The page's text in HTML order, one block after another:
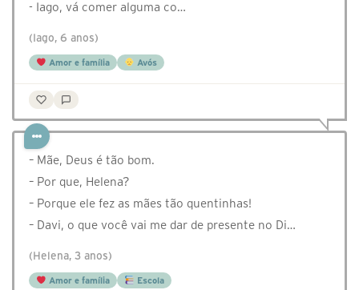
- Iago, vá comer alguma co…
(Iago, 6 anos)
Amor e família Avós
– Mãe, Deus é tão bom.
– Por que, Helena?
– Porque ele fez as mães tão quentinhas!
– Davi, o que você vai me dar de presente no Di…
(Helena, 3 anos)
Amor e família Escola